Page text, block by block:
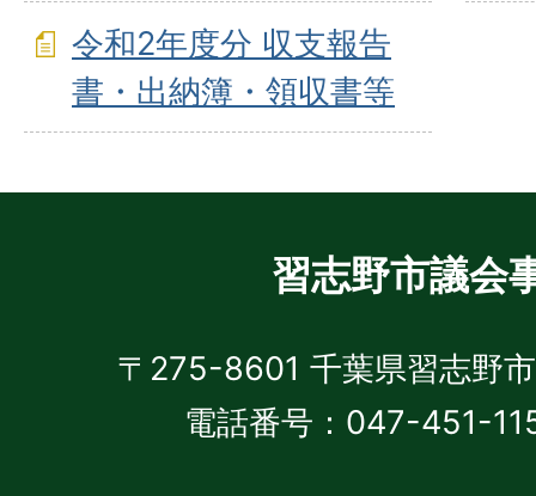
令和2年度分 収支報告
書・出納簿・領収書等
習志野市議会
〒275-8601 千葉県習志野
電話番号：047-451-